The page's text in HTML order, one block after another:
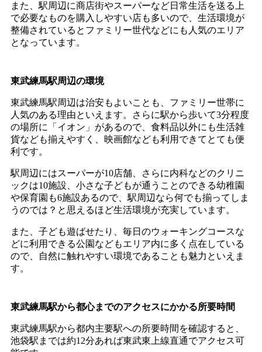
また、駅周辺に商店街やスーパーなど日常生活を送る上
で必要なものを購入しやすい店も多いので、生活環境が
整備されているとファミリー世代などにも人気のエリア
となっています。
東武練馬駅周辺の環境
東武練馬駅周辺は治安もよいことも、ファミリー世帯に
人気のある理由といえます。さらに駅から歩いて3分程度
の場所に「イオン」があるので、食料品以外にも生活雑
貨なども揃えやすく、映画館なども利用できてとても便
利です。
駅周辺にはスーパーが10店舗、さらに内科などのクリニ
ックは10施設、小さな子どもが通うことのできる幼稚園
や保育園も6施設あるので、駅周辺なら何でも揃ってしま
うのでは？と思えるほど生活環境が充実しています。
また、子ども遊ばせたり、毎日のウォーキングコースな
どに利用できる公園などもエリア内に多く点在している
ので、自然に触れやすい環境であることも魅力といえま
す。
東武練馬駅から都心までのアクセスにかかる所要時間
東武練馬駅から都内主要駅への所要時間を確認すると、
池袋駅までは約12分あれば東武東上線直通でアクセス可